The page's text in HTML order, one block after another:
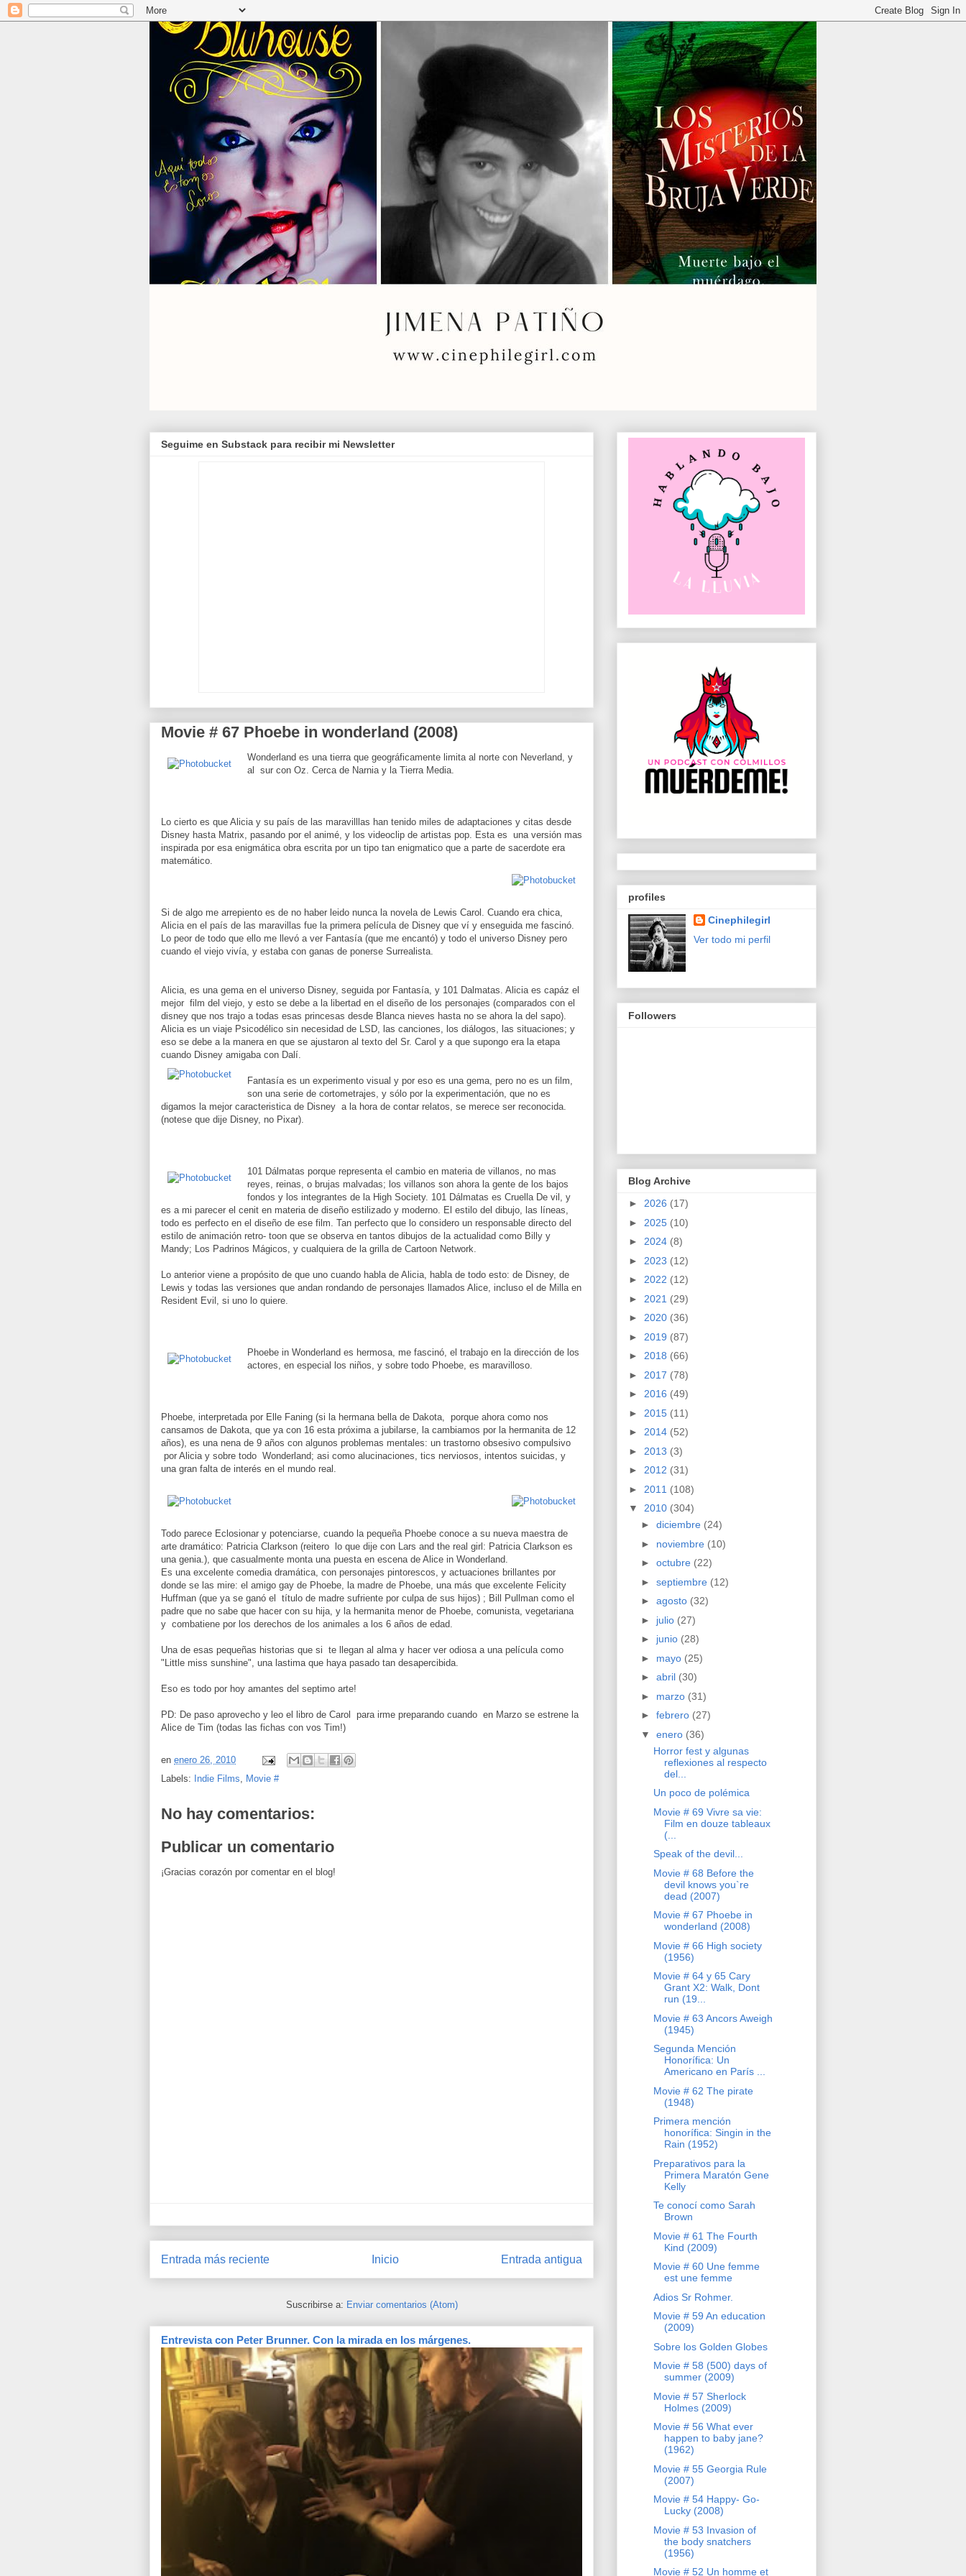
Seguime en Substack para recibir mi Newsletter
Movie # 67 Phoebe in wonderland (2008)
Wonderland es una tierra que geográficamente limita al norte con Neverland, y
al sur con Oz. Cerca de Narnia y la Tierra Media.
Lo cierto es que Alicia y su país de las maravilllas han tenido miles de adaptaciones y citas desde
Disney hasta Matrix, pasando por el animé, y los videoclip de artistas pop. Esta es una versión mas
inspirada por esa enigmática obra escrita por un tipo tan enigmatico que a parte de sacerdote era
matemático.
Si de algo me arrepiento es de no haber leido nunca la novela de Lewis Carol. Cuando era chica,
Alicia en el país de las maravillas fue la primera película de Disney que ví y enseguida me fascinó.
Lo peor de todo que ello me llevó a ver Fantasía (que me encantó) y todo el universo Disney pero
cuando el viejo vivía, y estaba con ganas de ponerse Surrealista.
Alicia, es una gema en el universo Disney, seguida por Fantasía, y 101 Dalmatas. Alicia es capáz el
mejor film del viejo, y esto se debe a la libertad en el diseño de los personajes (comparados con el
disney que nos trajo a todas esas princesas desde Blanca nieves hasta no se ahora la del sapo).
Alicia es un viaje Psicodélico sin necesidad de LSD, las canciones, los diálogos, las situaciones; y
eso se debe a la manera en que se ajustaron al texto del Sr. Carol y a que supongo era la etapa
cuando Disney amigaba con Dalí.
Fantasía es un experimento visual y por eso es una gema, pero no es un film,
son una serie de cortometrajes, y sólo por la experimentación, que no es
digamos la mejor caracteristica de Disney a la hora de contar relatos, se merece ser reconocida.
(notese que dije Disney, no Pixar).
101 Dálmatas porque representa el cambio en materia de villanos, no mas
reyes, reinas, o brujas malvadas; los villanos son ahora la gente de los bajos
fondos y los integrantes de la High Society. 101 Dálmatas es Cruella De vil, y
es a mi parecer el cenit en materia de diseño estilizado y moderno. El estilo del dibujo, las líneas,
todo es perfecto en el diseño de ese film. Tan perfecto que lo considero un responsable directo del
estilo de animación retro- toon que se observa en tantos dibujos de la actualidad como Billy y
Mandy; Los Padrinos Mágicos, y cualquiera de la grilla de Cartoon Network.
Lo anterior viene a propósito de que uno cuando habla de Alicia, habla de todo esto: de Disney, de
Lewis y todas las versiones que andan rondando de personajes llamados Alice, incluso el de Milla en
Resident Evil, si uno lo quiere.
Phoebe in Wonderland es hermosa, me fascinó, el trabajo en la dirección de los
actores, en especial los niños, y sobre todo Phoebe, es maravilloso.
Phoebe, interpretada por Elle Faning (si la hermana bella de Dakota, porque ahora como nos
cansamos de Dakota, que ya con 16 esta próxima a jubilarse, la cambiamos por la hermanita de 12
años), es una nena de 9 años con algunos problemas mentales: un trastorno obsesivo compulsivo
por Alicia y sobre todo Wonderland; asi como alucinaciones, tics nerviosos, intentos suicidas, y
una gran falta de interés en el mundo real.
Todo parece Eclosionar y potenciarse, cuando la pequeña Phoebe conoce a su nueva maestra de
arte dramático: Patricia Clarkson (reitero lo que dije con Lars and the real girl: Patricia Clarkson es
una genia.), que casualmente monta una puesta en escena de Alice in Wonderland.
Es una excelente comedia dramática, con personajes pintorescos, y actuaciones brillantes por
donde se las mire: el amigo gay de Phoebe, la madre de Phoebe, una más que excelente Felicity
Huffman (que ya se ganó el título de madre sufriente por culpa de sus hijos) ; Bill Pullman como el
padre que no sabe que hacer con su hija, y la hermanita menor de Phoebe, comunista, vegetariana
y combatiene por los derechos de los animales a los 6 años de edad.
Una de esas pequeñas historias que si te llegan al alma y hacer ver odiosa a una película como
"Little miss sunshine", una lastima que haya pasado tan desapercibida.
Eso es todo por hoy amantes del septimo arte!
PD: De paso aprovecho y leo el libro de Carol para irme preparando cuando en Marzo se estrene la
Alice de Tim (todas las fichas con vos Tim!)
en enero 26, 2010
Labels:
Indie Films, Movie #
No hay comentarios:
Publicar un comentario
¡Gracias corazón por comentar en el blog!
Entrada más reciente Entrada antigua
Inicio
Suscribirse a: Enviar comentarios (Atom)
Entrevista con Peter Brunner. Con la mirada en los márgenes.
profiles
Cinephilegirl
Ver todo mi perfil
Followers
Blog Archive
► 2026 (17)
► 2025 (10)
► 2024 (8)
► 2023 (12)
► 2022 (12)
► 2021 (29)
► 2020 (36)
► 2019 (87)
► 2018 (66)
► 2017 (78)
► 2016 (49)
► 2015 (11)
► 2014 (52)
► 2013 (3)
► 2012 (31)
► 2011 (108)
▼ 2010 (304)
► diciembre (24)
► noviembre (10)
► octubre (22)
► septiembre (12)
► agosto (32)
► julio (27)
► junio (28)
► mayo (25)
► abril (30)
► marzo (31)
► febrero (27)
▼ enero (36)
Horror fest y algunas
reflexiones al respecto
del...
Un poco de polémica
Movie # 69 Vivre sa vie:
Film en douze tableaux
(...
Speak of the devil...
Movie # 68 Before the
devil knows you`re
dead (2007)
Movie # 67 Phoebe in
wonderland (2008)
Movie # 66 High society
(1956)
Movie # 64 y 65 Cary
Grant X2: Walk, Dont
run (19...
Movie # 63 Ancors Aweigh
(1945)
Segunda Mención
Honorífica: Un
Americano en París ...
Movie # 62 The pirate
(1948)
Primera mención
honorífica: Singin in the
Rain (1952)
Preparativos para la
Primera Maratón Gene
Kelly
Te conocí como Sarah
Brown
Movie # 61 The Fourth
Kind (2009)
Movie # 60 Une femme
est une femme
Adios Sr Rohmer.
Movie # 59 An education
(2009)
Sobre los Golden Globes
Movie # 58 (500) days of
summer (2009)
Movie # 57 Sherlock
Holmes (2009)
Movie # 56 What ever
happen to baby jane?
(1962)
Movie # 55 Georgia Rule
(2007)
Movie # 54 Happy- Go-
Lucky (2008)
Movie # 53 Invasion of
the body snatchers
(1956)
Movie # 52 Un homme et